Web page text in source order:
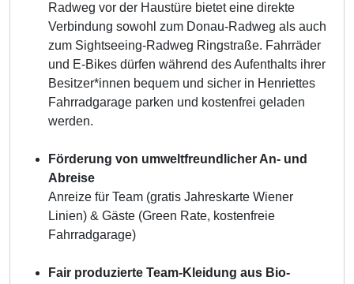
Radweg vor der Haustüre bietet eine direkte
Verbindung sowohl zum Donau-Radweg als auch
zum Sightseeing-Radweg Ringstraße. Fahrräder
und E-Bikes dürfen während des Aufenthalts ihrer
Besitzer*innen bequem und sicher in Henriettes
Fahrradgarage parken und kostenfrei geladen
werden.
Förderung von umweltfreundlicher An- und
Abreise
Anreize für Team (gratis Jahreskarte Wiener
Linien) & Gäste (Green Rate, kostenfreie
Fahrradgarage)
Fair produzierte Team-Kleidung aus Bio-